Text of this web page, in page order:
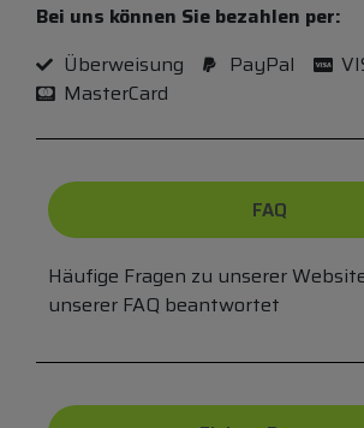
Bei uns können Sie bezahlen per:
Überweisung
PayPal
MasterCard
FAQ
Häufige Fragen zu unserer
unserer FAQ beantwortet